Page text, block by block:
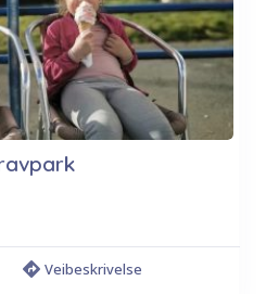
Veibeskrivelse